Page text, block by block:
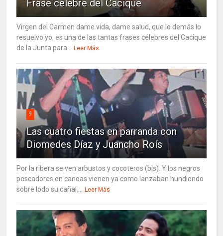
Frase célebre del Cacique
Virgen del Carmen dame vida, dame salud, que lo demás lo
resuelvo yo, es una de las tantas frases célebres del Cacique
de la Junta para... Leer Más
9
Las cuatro fiestas en parranda con
Diomedes Díaz y Juancho Roís
Por la ribera se ven arbustos y cocoteros (bis). Y los negros
pescadores en canoas vienen ya como lanzaban hundiendo
sobre lodo su cañal.... Leer Más